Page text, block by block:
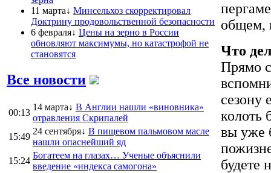
11 марта↓ Минсельхоз скорректировал
Доктрину продовольственной безопасности
6 февраля↓ Цены на зерно в России
обновляют максимумы, но катастрофой не
становятся
Все новости
00:13
14 марта↓ В Англии нашли «виновника»
отравления Скрипалей
15:49
24 сентября↓ В пищевом пальмовом масле
нашли опаснейший яд
15:24
Богатеем на глазах… Ученые объяснили
введение «индекса самогона»
общем,
Что
Прямо
сезону
колоть
вы уже
будете